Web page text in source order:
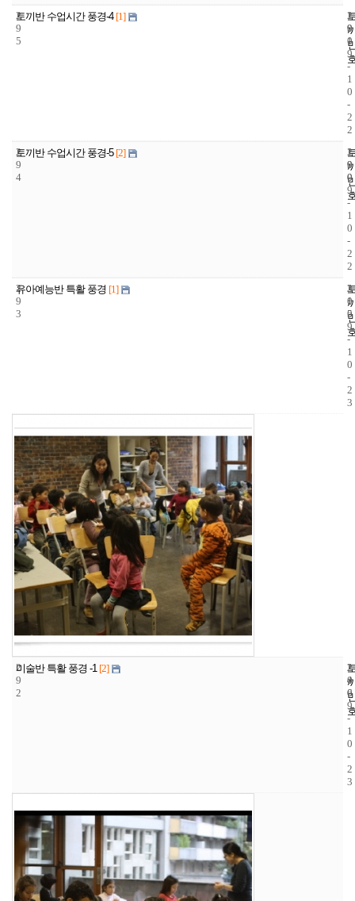
2
9
5
토끼반 수업시간 풍경-4 [1]
1
9
1
2
0
0
9
-
1
0
-
2
2
2
9
4
토끼반 수업시간 풍경-5 [2]
1
9
0
2
0
0
9
-
1
0
-
2
2
2
9
3
유아예능반 특활 풍경 [1]
3
1
5
2
0
0
9
-
1
0
-
2
3
2
9
2
미술반 특활 풍경 -1 [2]
2
4
6
2
0
0
9
-
1
0
-
2
3